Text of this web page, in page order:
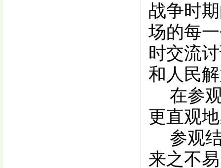
战争时
场的每
时交流
和人民
在参
更直观
参观
来之不